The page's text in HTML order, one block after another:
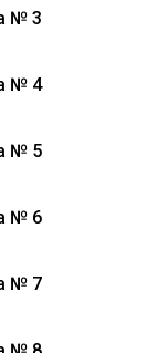
№ 3
№ 4
№ 5
№ 6
№ 7